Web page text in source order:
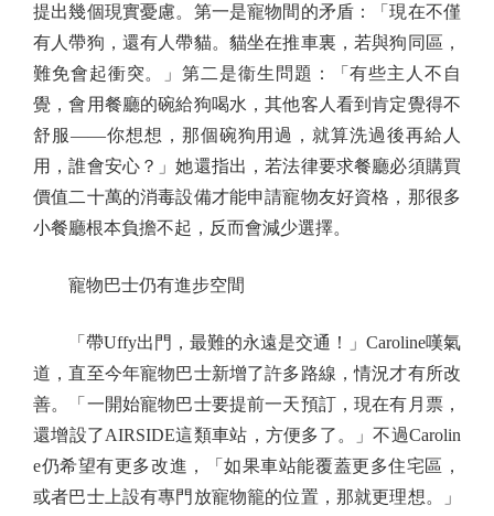
提出幾個現實憂慮。第一是寵物間的矛盾：「現在不僅
有人帶狗，還有人帶貓。貓坐在推車裏，若與狗同區，
難免會起衝突。」第二是衞生問題：「有些主人不自
覺，會用餐廳的碗給狗喝水，其他客人看到肯定覺得不
舒服——你想想，那個碗狗用過，就算洗過後再給人
用，誰會安心？」她還指出，若法律要求餐廳必須購買
價值二十萬的消毒設備才能申請寵物友好資格，那很多
小餐廳根本負擔不起，反而會減少選擇。
寵物巴士仍有進步空間
「帶Uffy出門，最難的永遠是交通！」Caroline嘆氣
道，直至今年寵物巴士新增了許多路線，情況才有所改
善。「一開始寵物巴士要提前一天預訂，現在有月票，
還增設了AIRSIDE這類車站，方便多了。」不過Carolin
e仍希望有更多改進，「如果車站能覆蓋更多住宅區，
或者巴士上設有專門放寵物籠的位置，那就更理想。」